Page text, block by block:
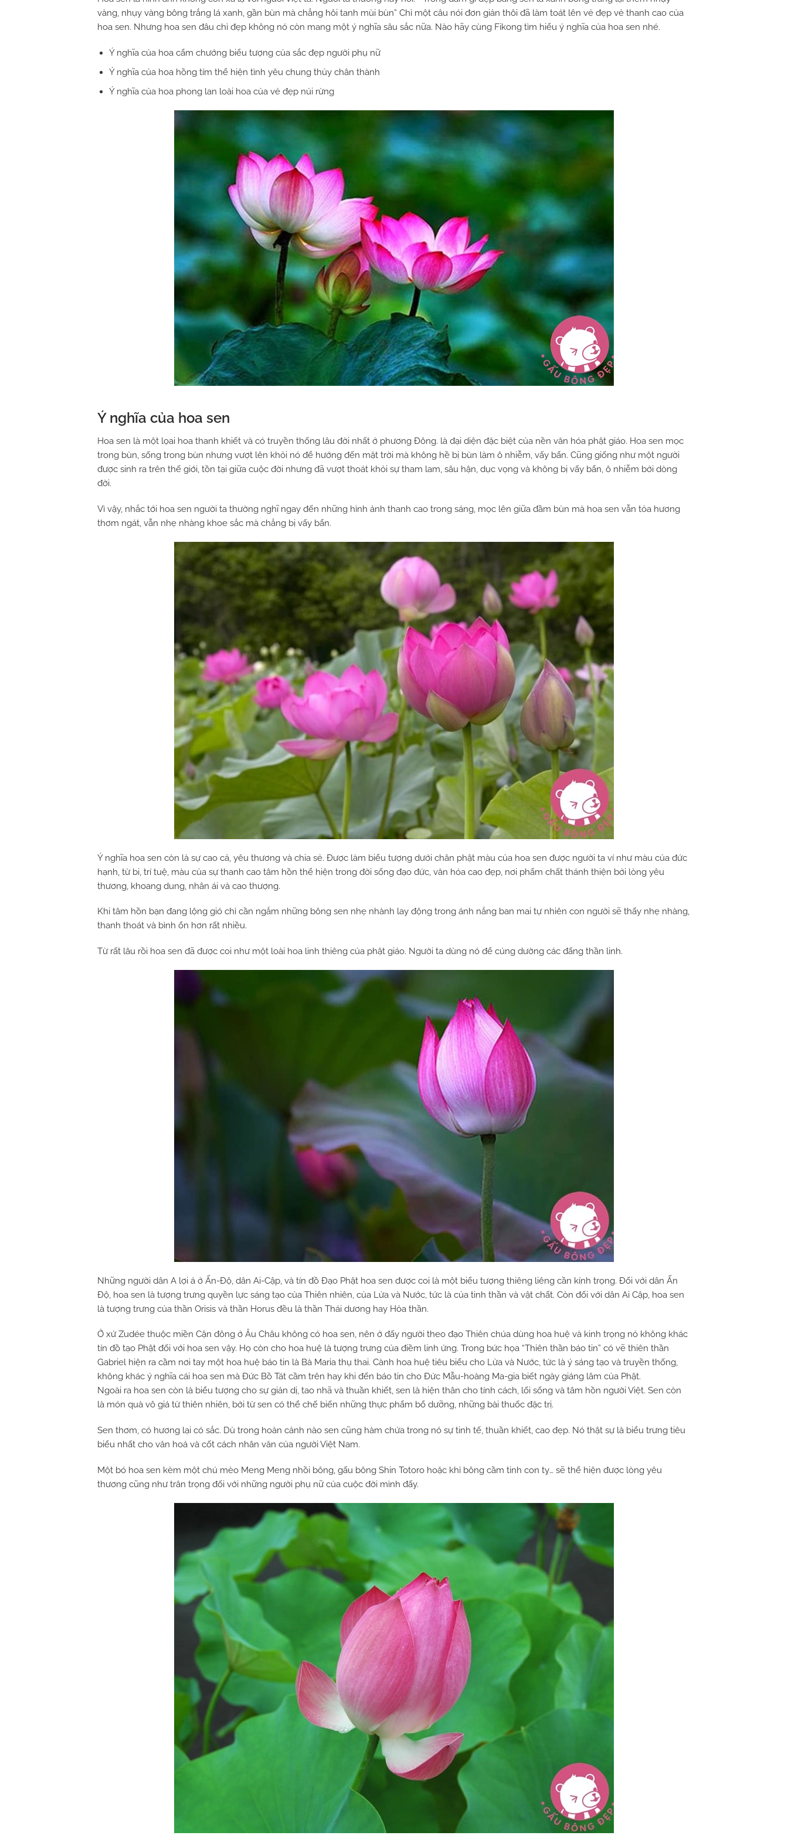
vàng, nhụy vàng bông trắng lá xanh, gần bùn mà chẳng hôi tanh mùi bùn” Chỉ một câu nói đơn giản thôi đã làm toát lên vẻ đẹp vẻ thanh cao của
hoa sen. Nhưng hoa sen đâu chỉ đẹp không nó còn mang một ý nghĩa sâu sắc nữa. Nào hãy cùng Fikong tìm hiểu ý nghĩa của hoa sen nhé.
Ý nghĩa của hoa cẩm chướng biểu tượng của sắc đẹp người phụ nữ
Ý nghĩa của hoa hồng tím thể hiện tình yêu chung thủy chân thành
Ý nghĩa của hoa phong lan loài hoa của vẻ đẹp núi rừng
Ý nghĩa của hoa sen
Hoa sen là một lọai hoa thanh khiết và có truyền thống lâu đời nhất ở phương Đông. là đại diện đặc biệt của nền văn hóa phật giáo. Hoa sen mọc
trong bùn, sống trong bùn nhưng vượt lên khỏi nó để hướng đến mặt trời mà không hề bị bùn làm ô nhiễm, vấy bẩn. Cũng giống như một người
được sinh ra trên thế giới, tồn tại giữa cuộc đời nhưng đã vượt thoát khỏi sự tham lam, sâu hận, dục vọng và không bị vấy bẩn, ô nhiễm bởi dòng
đời.
Vì vậy, nhắc tới hoa sen người ta thường nghĩ ngay đến những hình ảnh thanh cao trong sáng, mọc lên giữa đầm bùn mà hoa sen vẫn tỏa hương
thơm ngát, vẫn nhẹ nhàng khoe sắc mà chẳng bị vấy bẩn.
Ý nghĩa hoa sen còn là sự cao cả, yêu thương và chia sẻ. Được làm biểu tượng dưới chân phật màu của hoa sen được người ta ví như màu của đức
hạnh, từ bi, trí tuệ, màu của sự thanh cao tâm hồn thể hiện trong đời sống đạo đức, văn hóa cao đẹp, nơi phẩm chất thánh thiện bởi lòng yêu
thương, khoang dung, nhân ái và cao thượng.
Khi tâm hồn bạn đang lộng gió chỉ cần ngắm những bông sen nhẹ nhành lay động trong ánh nắng ban mai tự nhiên con người sẽ thấy nhẹ nhàng,
thanh thoát và bình ổn hơn rất nhiều.
Từ rất lâu rồi hoa sen đã được coi như một loài hoa linh thiêng của phật giáo. Người ta dùng nó để cúng dường các đấng thần linh.
Những người dân A lợi á ở Ấn-Độ, dân Ai-Cập, và tín đồ Đạo Phật hoa sen được coi là một biểu tượng thiêng liêng cần kính trọng. Đối với dân Ấn
Độ, hoa sen là tượng trưng quyền lực sáng tạo của Thiên nhiên, của Lửa và Nước, tức là của tinh thần và vật chất. Còn đối với dân Ai Cập, hoa sen
là tượng trưng của thần Orisis và thần Horus đều là thần Thái dương hay Hỏa thần.
Ở xứ Zudée thuộc miền Cận đông ở Âu Châu không có hoa sen, nên ở đấy người theo đạo Thiên chúa dùng hoa huệ và kinh trọng nỏ không khác
tín đồ tạo Phật đối với hoa sen vậy. Họ còn cho hoa huệ là tượng trưng của điềm linh ứng. Trong bức họa “Thiên thần báo tin” có vẽ thiên thần
Gabriel hiện ra cầm nơi tay một hoa huệ báo tin là Bà Maria thụ thai. Cành hoa huệ tiêu biểu cho Lửa và Nước, tức là ý sáng tạo và truyền thống,
không khác ý nghĩa cái hoa sen mà Đức Bồ Tát cầm trên hay khi đến báo tin cho Đức Mẫu-hoàng Ma-gia biết ngày giáng lâm của Phật.
Ngoài ra hoa sen còn là biểu tượng cho sự giản dị, tao nhã và thuần khiết, sen là hiện thân cho tính cách, lối sống và tâm hồn người Việt. Sen còn
là món quà vô giá từ thiên nhiên, bởi từ sen có thể chế biến những thực phẩm bổ dưỡng, những bài thuốc đặc trị.
Sen thơm, có hương lại có sắc. Dù trong hoàn cảnh nào sen cũng hàm chứa trong nó sự tinh tế, thuần khiết, cao đẹp. Nó thật sự là biểu trưng tiêu
biểu nhất cho văn hoá và cốt cách nhân văn của người Việt Nam.
Một bó hoa sen kèm một chú mèo Meng Meng nhồi bông, gấu bông Shin Totoro hoặc khỉ bông cầm tinh con tỵ… sẽ thể hiện được lòng yêu
thương cũng như trân trọng đối với những người phụ nữ của cuộc đời mình đấy.